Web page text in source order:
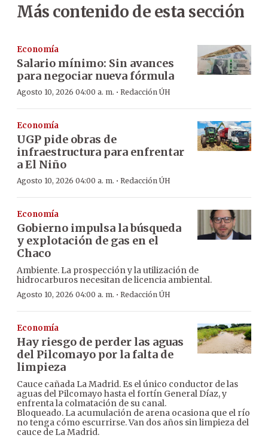
Más contenido de esta sección
Economía
Salario mínimo: Sin avances
para negociar nueva fórmula
Agosto 10, 2026 04:00 a. m. · Redacción ÚH
Economía
UGP pide obras de
infraestructura para enfrentar
a El Niño
Agosto 10, 2026 04:00 a. m. · Redacción ÚH
Economía
Gobierno impulsa la búsqueda
y explotación de gas en el
Chaco
Ambiente. La prospección y la utilización de
hidrocarburos necesitan de licencia ambiental.
Agosto 10, 2026 04:00 a. m. · Redacción ÚH
Economía
Hay riesgo de perder las aguas
del Pilcomayo por la falta de
limpieza
Cauce cañada La Madrid. Es el único conductor de las
aguas del Pilcomayo hasta el fortín General Díaz, y
enfrenta la colmatación de su canal.
Bloqueado. La acumulación de arena ocasiona que el río
no tenga cómo escurrirse. Van dos años sin limpieza del
cauce de La Madrid.